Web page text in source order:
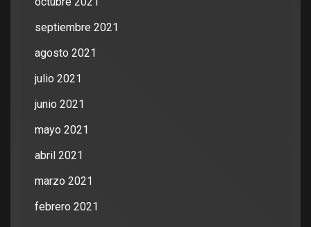
septiembre 2021
agosto 2021
julio 2021
junio 2021
mayo 2021
abril 2021
marzo 2021
febrero 2021